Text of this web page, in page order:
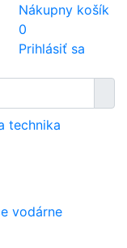
Nákupny košík
0
Prihlásiť sa
technika
vodárne